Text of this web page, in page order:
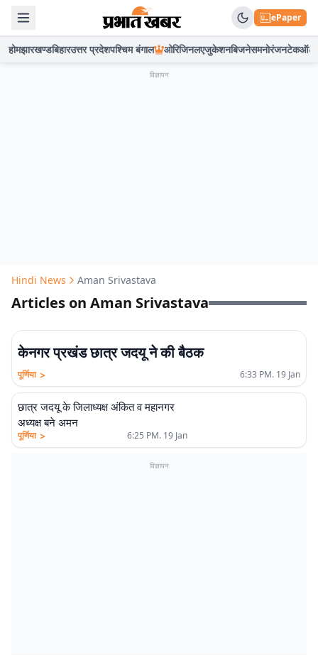
ePaper
होमझारखण्डबिहारउत्तर प्रदेशपश्चिम बंगाल ओरिजिनलएजुकेशनबिजनेसमनोरंजनटेकऑटो
विज्ञापन
Hindi News Aman Srivastava
Articles on Aman Srivastava
केनगर प्रखंड छात्र जदयू ने की बैठक
पूर्णिया > 6:33 PM. 19 Jan
छात्र जदयू के जिलाध्यक्ष अंकित व महानगर
अध्यक्ष बने अमन
पूर्णिया > 6:25 PM. 19 Jan
विज्ञापन